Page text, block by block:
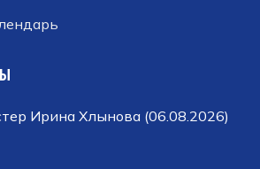
Ирина Хлынова (06.08.2026)